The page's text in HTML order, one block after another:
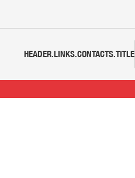
HEADER.LINKS.CONTACTS.TITLE